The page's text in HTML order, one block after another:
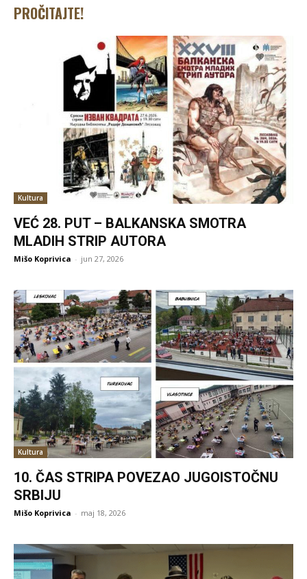
PROČITAJTE!
Kultura
VEĆ 28. PUT – BALKANSKA SMOTRA
MLADIH STRIP AUTORA
Mišo Koprivica - jun 27, 2026
Kultura
10. ČAS STRIPA POVEZAO JUGOISTOČNU
SRBIJU
Mišo Koprivica - maj 18, 2026